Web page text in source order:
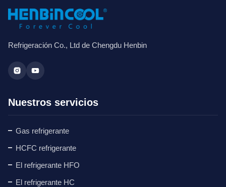
Refrigeración Co., Ltd de Chengdu Henbin
Nuestros servicios
Gas refrigerante
HCFC refrigerante
El refrigerante HFO
El refrigerante HC